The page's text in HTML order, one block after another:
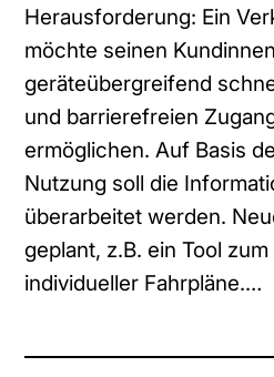
Herausforderung: Ein
möchte seinen
geräteübergreifend
und barrierefreien
ermöglichen. Auf Basis
Nutzung soll die
überarbeitet werden.
geplant, z.B. ein Tool
individueller Fahrpläne.…